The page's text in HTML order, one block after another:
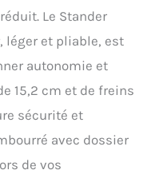
Le Stander
léger et pliable, est
autonomie et
15,2 cm et de freins
sécurité et
avec dossier
de vos